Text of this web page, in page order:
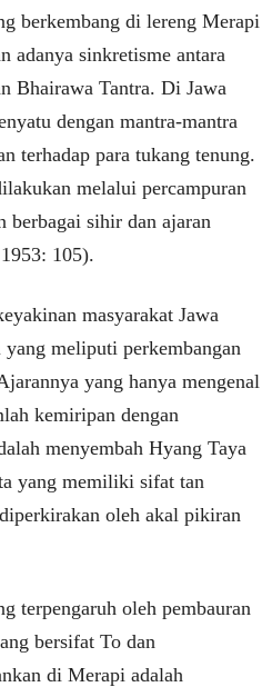
berkembang di lereng Merapi
adanya sinkretisme antara
Bhairawa Tantra. Di Jawa
dengan mantra-mantra
terhadap para tukang tenung.
melalui percampuran
berbagai sihir dan ajaran
105).
masyarakat Jawa
meliputi perkembangan
yang hanya mengenal
kemiripan dengan
menyembah Hyang Taya
yang memiliki sifat tan
oleh akal pikiran
terpengaruh oleh pembauran
bersifat To dan
di Merapi adalah